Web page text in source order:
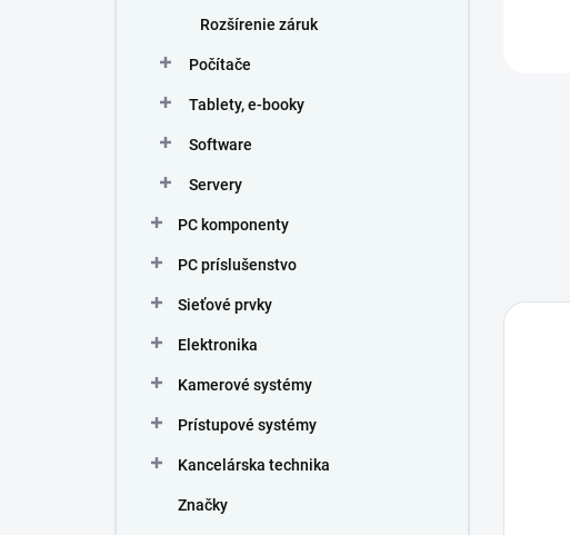
Rozšírenie záruk
Počítače
Tablety, e-booky
Software
Servery
PC komponenty
PC príslušenstvo
Sieťové prvky
Elektronika
Kamerové systémy
Prístupové systémy
Kancelárska technika
Značky